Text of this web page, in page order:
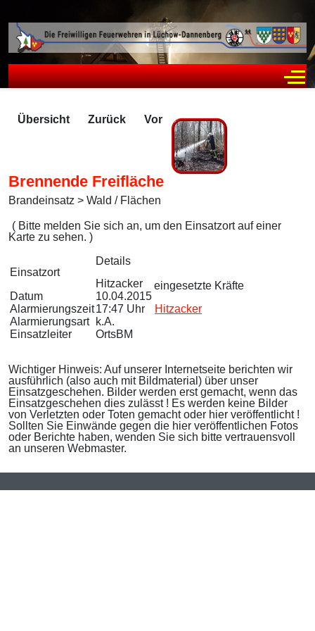
Übersicht Zurück Vor
Brennende Freifläche
Brandeinsatz > Wald / Flächen
( Bitte melden Sie sich an, um den Einsatzort auf einer
Karte zu sehen. )
Einsatzort
Details
Hitzacker
Datum
10.04.2015
Alarmierungszeit17:47 Uhr
Alarmierungsart
k.A.
Einsatzleiter
OrtsBM
eingesetzte Kräfte
Hitzacker
Wichtiger Hinweis: Auf unserer Internetseite berichten wir
ausführlich (also auch mit Bildmaterial) über unser
Einsatzgeschehen. Bilder werden erst gemacht, wenn das
Einsatzgeschehen dies zulässt ! Es werden keine Bilder
von Verletzten oder Toten gemacht oder hier veröffentlicht !
Sollten Sie Einwände gegen die hier veröffentlichen Fotos
oder Berichte haben, wenden Sie sich bitte vertrauensvoll
an unseren Webmaster.